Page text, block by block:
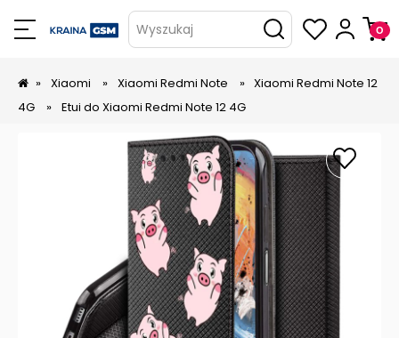
Wyszukaj
» Xiaomi » Xiaomi Redmi Note » Xiaomi Redmi Note 12
4G
» Etui do Xiaomi Redmi Note 12 4G